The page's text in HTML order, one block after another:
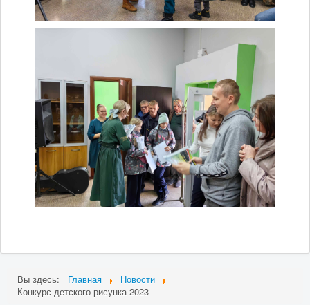
Вы здесь: Главная
Новости
Конкурс детского рисунка 2023